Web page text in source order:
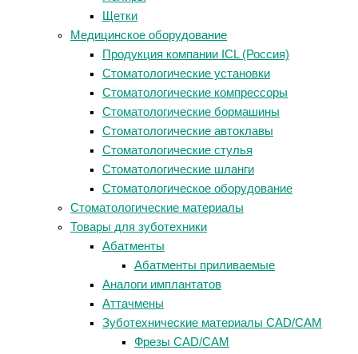
Щетки
Медицинское оборудование
Продукция компании ICL (Россия)
Стоматологические установки
Стоматологические компрессоры
Стоматологические бормашины
Стоматологические автоклавы
Стоматологические стулья
Стоматологические шланги
Стоматологическое оборудование
Стоматологические материалы
Товары для зуботехники
Абатменты
Абатменты приливаемые
Аналоги имплантатов
Аттачмены
Зуботехнические материалы CAD/CAM
Фрезы CAD/CAM